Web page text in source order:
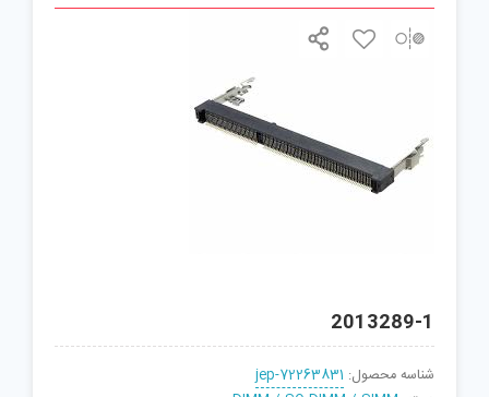
2013289-1
شناسه محصول: jep-72263831